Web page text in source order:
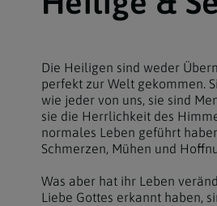
Die Heiligen sind weder
perfekt zur Welt gekommen.
wie jeder von uns, sie sind
sie die Herrlichkeit des
normales Leben geführt
Schmerzen, Mühen und
Was aber hat ihr Leben
Liebe Gottes erkannt haben,